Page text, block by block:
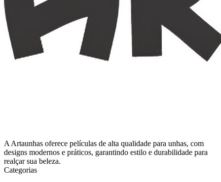
A Artaunhas oferece películas de alta qualidade para unhas, com
designs modernos e práticos, garantindo estilo e durabilidade para
realçar sua beleza.
Categorias